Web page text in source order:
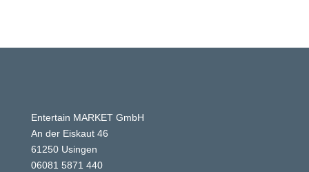
Entertain MARKET GmbH
An der Eiskaut 46
61250 Usingen
06081 5871 440